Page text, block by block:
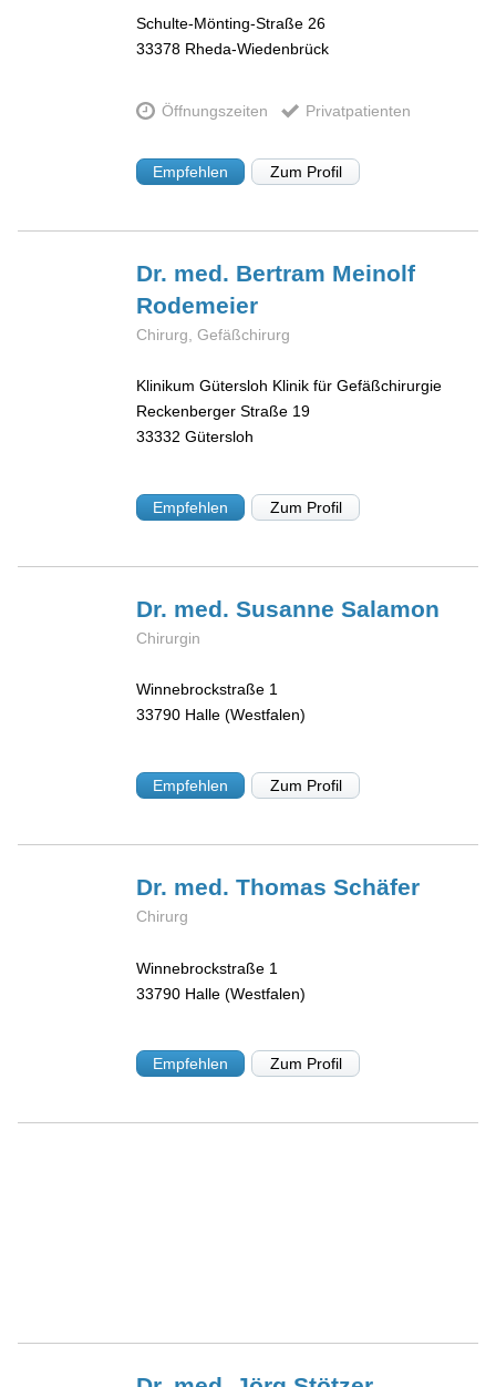
Schulte-Mönting-Straße 26
33378 Rheda-Wiedenbrück
Öffnungszeiten Privatpatienten
Empfehlen Zum Profil
Dr. med. Bertram Meinolf
Rodemeier
Chirurg, Gefäßchirurg
Klinikum Gütersloh Klinik für Gefäßchirurgie
Reckenberger Straße 19
33332 Gütersloh
Empfehlen Zum Profil
Dr. med. SusanneSalamon
Chirurgin
Winnebrockstraße 1
33790 Halle (Westfalen)
Empfehlen Zum Profil
Dr. med. ThomasSchäfer
Chirurg
Winnebrockstraße 1
33790 Halle (Westfalen)
Empfehlen Zum Profil